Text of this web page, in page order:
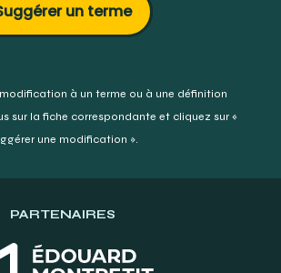
un terme
à un terme ou à une définition
sur la fiche correspondante et cliquez sur «
une modification ».
PARTENAIRES